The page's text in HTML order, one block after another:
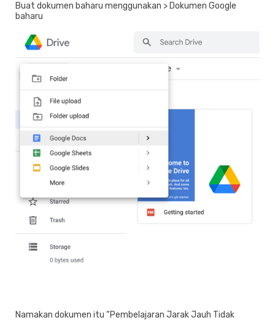
Buat dokumen baharu menggunakan > Dokumen Google
baharu
Namakan dokumen itu “Pembelajaran Jarak Jauh Tidak